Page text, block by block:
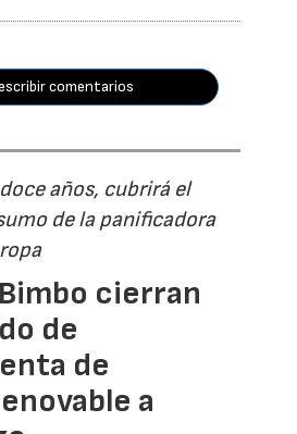
comentarios
años, cubrirá el
de la panificadora
cierran
de
de
a